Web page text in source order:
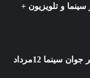
و تلویزیون +
درگذشت مریم همتیان بازیگر جوان سینما 12مرداد